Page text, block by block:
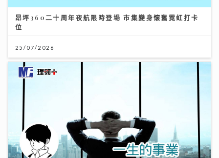
昂坪360二十周年夜航限時登場 市集變身懷舊霓虹打卡
位
25/07/2026